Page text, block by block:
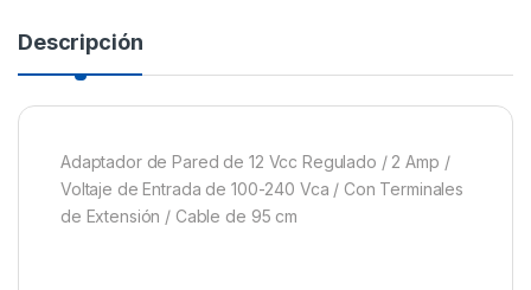
Descripción
Adaptador de Pared de 12 Vcc Regulado / 2 Amp /
Voltaje de Entrada de 100-240 Vca / Con Terminales
de Extensión / Cable de 95 cm